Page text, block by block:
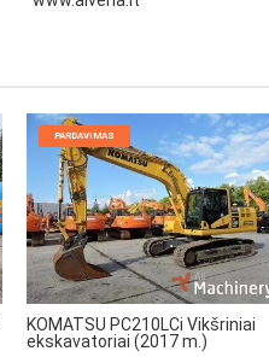
PARDAVIMAS
KOMATSU PC210LCi Vikšriniai
ekskavatoriai (2017 m.)